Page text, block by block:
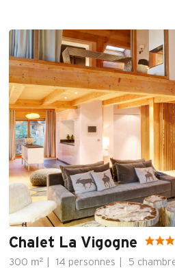
Chalet La Vigogne
300 m² 14 personnes 5